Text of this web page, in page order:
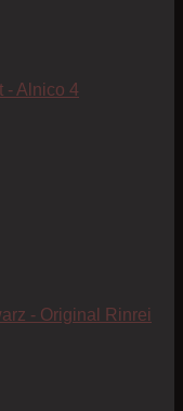
- Alnico 4
- Original Rinrei